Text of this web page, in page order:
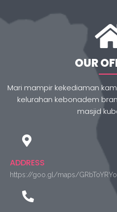
OUR
Mari mampir kekediaman
kelurahan kebonadem
masjid
ADDRESS
https://goo.gl/maps/